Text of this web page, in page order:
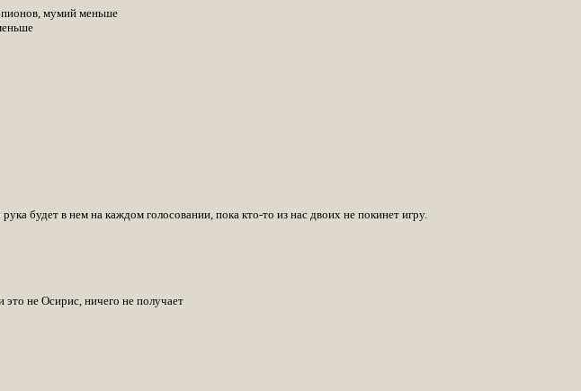
мумий меньше
будет в нем на каждом голосовании, пока кто-то из нас двоих не покинет игру.
не Осирис, ничего не получает